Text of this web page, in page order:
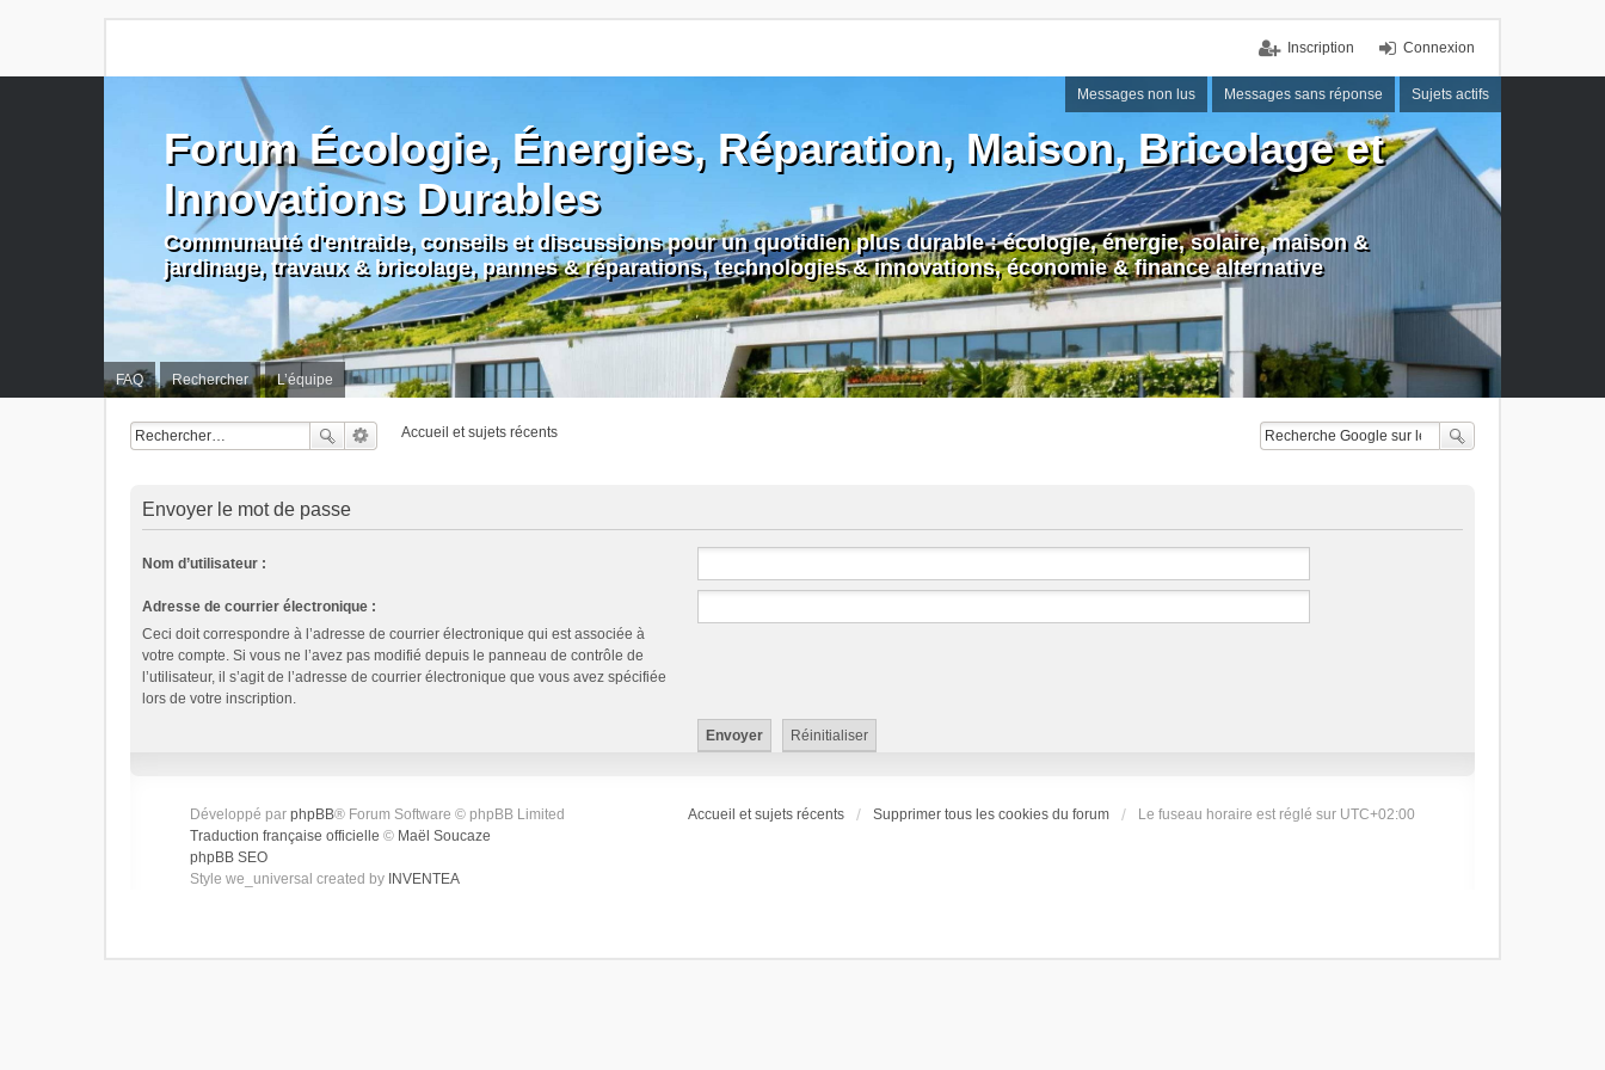
Connexion
Inscription
Messages non lus Messages sans réponse Sujets actifs
FAQ Rechercher L’équipe
Forum Écologie, Énergies, Réparation, Maison, Bricolage et
Innovations Durables
Communauté d'entraide, conseils et discussions pour un quotidien plus durable : écologie, énergie, solaire, maison &
jardinage, travaux & bricolage, pannes & réparations, technologies & innovations, économie & finance alternative
Accueil et sujets récents
Envoyer le mot de passe
Nom d’utilisateur :
Adresse de courrier électronique :
Ceci doit correspondre à l’adresse de courrier électronique qui est associée à
votre compte. Si vous ne l’avez pas modifié depuis le panneau de contrôle de
l’utilisateur, il s’agit de l’adresse de courrier électronique que vous avez spécifiée
lors de votre inscription.
Accueil et sujets récents Supprimer tous les cookies du forum Le fuseau horaire est réglé sur UTC+02:00
Développé parphpBB® Forum Software © phpBB Limited
Traduction française officielle © Maël Soucaze
phpBB SEO
Style we_universal created by INVENTEA